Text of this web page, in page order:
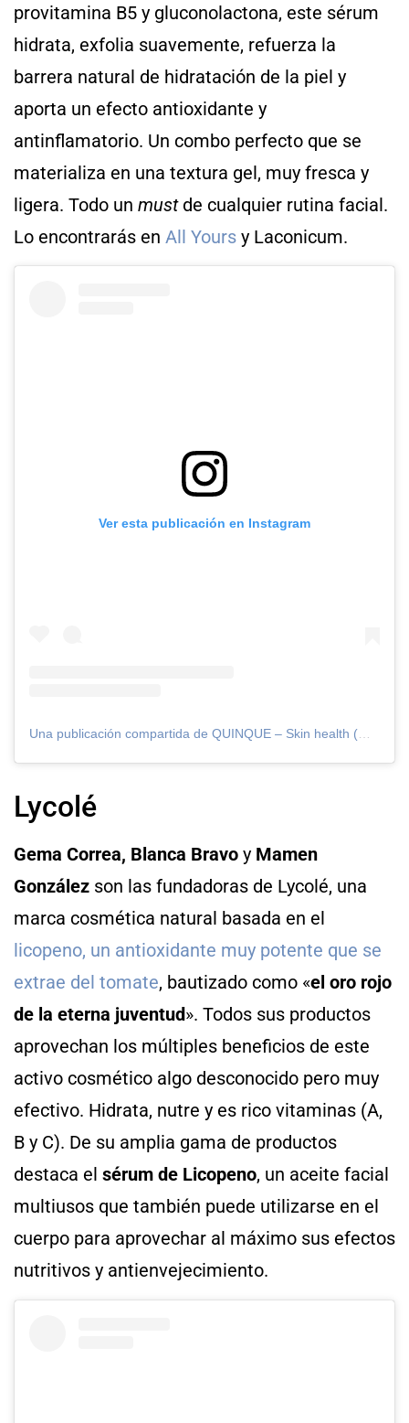
provitamina B5 y gluconolactona, este sérum
hidrata, exfolia suavemente, refuerza la
barrera natural de hidratación de la piel y
aporta un efecto antioxidante y
antinflamatorio. Un combo perfecto que se
materializa en una textura gel, muy fresca y
ligera. Todo un mustde cualquier rutina facial.
Lo encontrarás en All Yours y Laconicum.
Ver esta publicación en Instagram
Una publicación compartida de QUINQUE – Skin health (@quinque.skincare)
Lycolé
Gema Correa, Blanca Bravo y Mamen
González son las fundadoras de Lycolé, una
marca cosmética natural basada en el
licopeno, un antioxidante muy potente que se
extrae del tomate, bautizado como «el oro rojo
de la eterna juventud». Todos sus productos
aprovechan los múltiples beneficios de este
activo cosmético algo desconocido pero muy
efectivo. Hidrata, nutre y es rico vitaminas (A,
B y C). De su amplia gama de productos
destaca el sérum de Licopeno, un aceite facial
multiusos que también puede utilizarse en el
cuerpo para aprovechar al máximo sus efectos
nutritivos y antienvejecimiento.